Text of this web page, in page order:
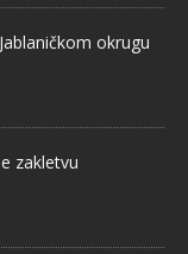
okrugu
zakletvu